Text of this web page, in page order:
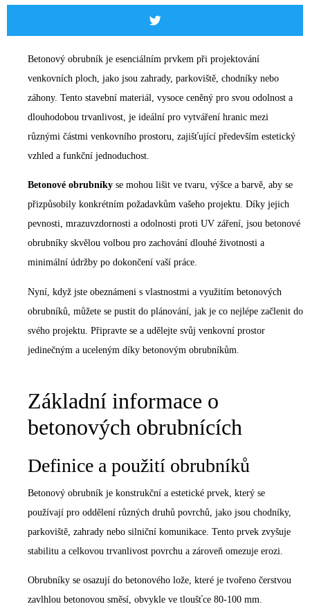
Betonový obrubník je esenciálním prvkem při projektování
venkovních ploch, jako jsou zahrady, parkoviště, chodníky nebo
záhony. Tento stavební materiál, vysoce ceněný pro svou odolnost a
dlouhodobou trvanlivost, je ideální pro vytváření hranic mezi
různými částmi venkovního prostoru, zajišťující především estetický
vzhled a funkční jednoduchost.
Betonové obrubníky se mohou lišit ve tvaru, výšce a barvě, aby se
přizpůsobily konkrétním požadavkům vašeho projektu. Díky jejich
pevnosti, mrazuvzdornosti a odolnosti proti UV záření, jsou betonové
obrubníky skvělou volbou pro zachování dlouhé životnosti a
minimální údržby po dokončení vaší práce.
Nyní, když jste obeznámeni s vlastnostmi a využitím betonových
obrubníků, můžete se pustit do plánování, jak je co nejlépe začlenit do
svého projektu. Připravte se a udělejte svůj venkovní prostor
jedinečným a uceleným díky betonovým obrubníkům.
Základní informace o
betonových obrubnících
Definice a použití obrubníků
Betonový obrubník je konstrukční a estetické prvek, který se
používají pro oddělení různých druhů povrchů, jako jsou chodníky,
parkoviště, zahrady nebo silniční komunikace. Tento prvek zvyšuje
stabilitu a celkovou trvanlivost povrchu a zároveň omezuje erozi.
Obrubníky se osazují do betonového lože, které je tvořeno čerstvou
zavlhlou betonovou směsí, obvykle ve tloušťce 80-100 mm.